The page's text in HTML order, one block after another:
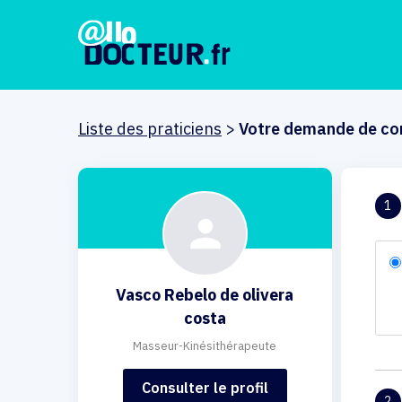
Liste des praticiens > Votre demande de
Vasco Rebelo de olivera
costa
Masseur-Kinésithérapeute
Consulter le profil
1